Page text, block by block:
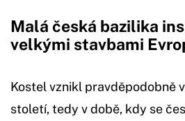
Malá česká bazilika
velkými stavbami
Kostel vznikl pravděpodobně
století, tedy v době, kdy se